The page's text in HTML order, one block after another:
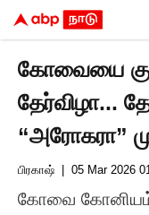
கோவையை
தேர்விழா...
“அரோகரா”
பிரகாஷ் | 05 Mar 2026
கோவை